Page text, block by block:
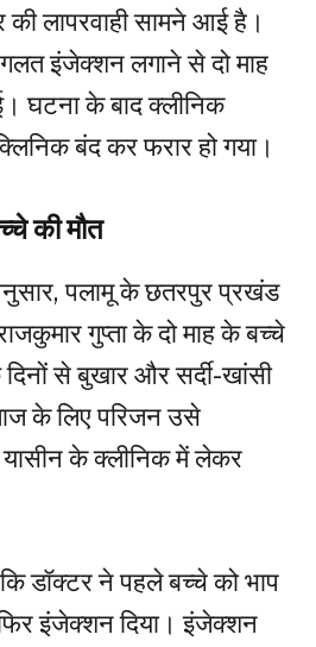
की लापरवाही सामने आई है।
इंजेक्शन लगाने से दो माह
घटना के बाद क्लीनिक
बंद कर फरार हो गया।
की मौत
पलामू के छतरपुर प्रखंड
गुप्ता के दो माह के बच्चे
से बुखार और सर्दी-खांसी
के लिए परिजन उसे
यासीन के क्लीनिक में लेकर
डॉक्टर ने पहले बच्चे को भाप
इंजेक्शन दिया। इंजेक्शन